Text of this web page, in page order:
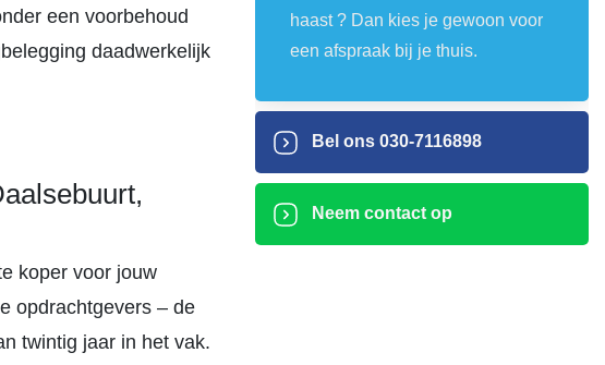
een voorbehoud
daadwerkelijk
koper voor jouw
opdrachtgevers – de
twintig jaar in het vak.
haast ? Dan kies je gewoon voor
een afspraak bij je thuis.
Bel ons 030-7116898
Neem contact op